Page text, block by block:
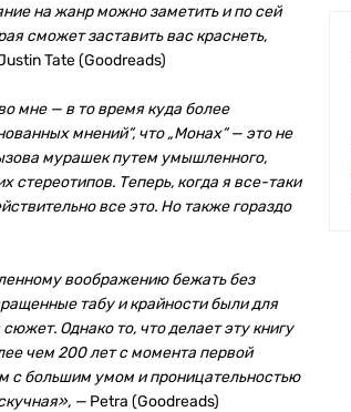
на жанр можно заметить и по сей
сможет заставить вас краснеть,
Tate (Goodreads)
мне — в то время куда более
мнений“, что „Монах“ — это не
мурашек путем умышленного,
стереотипов. Теперь, когда я все-таки
все это. Но также гораздо
воображению бежать без
табу и крайности были для
Однако то, что делает эту книгу
чем 200 лет с момента первой
с большим умом и проницательностью
— Petra (Goodreads)